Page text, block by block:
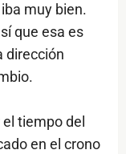
muy bien.
que esa es
dirección
tiempo del
en el crono